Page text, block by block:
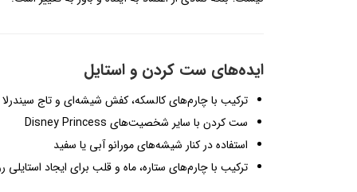
ایده‌های ست کردن و استایل
ترکیب با چارم‌های کالسکه، کفش شیشه‌ای و تاج سیندرلا
ست کردن با سایر شخصیت‌های Disney Princess
استفاده در کنار شیشه‌های مورانو آبی یا سفید
ترکیب با چارم‌های ستاره، ماه و قلب برای ایجاد استایلی